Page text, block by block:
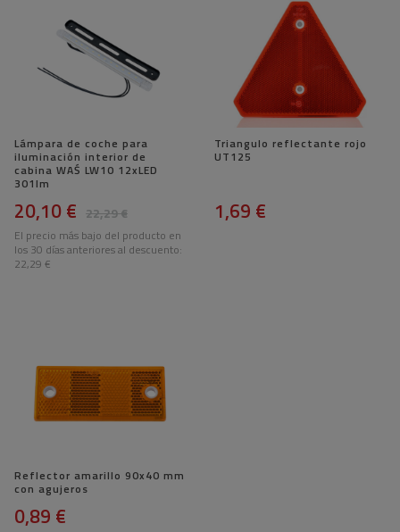
Lámpara de coche para
iluminación interior de
cabina WAŚ LW10 12xLED
301lm
22,29 €
20,10 €
El precio más bajo del producto en
los 30 días anteriores al descuento:
22,29 €
Triangulo reflectante rojo
UT125
1,69 €
Reflector amarillo 90x40 mm
con agujeros
0,89 €